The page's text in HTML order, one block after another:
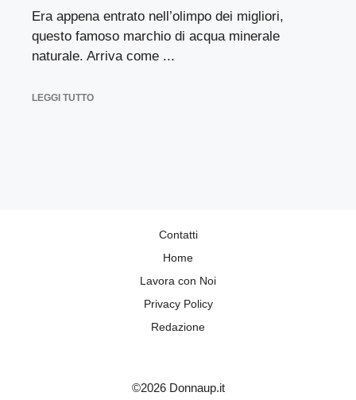
Era appena entrato nell’olimpo dei migliori,
questo famoso marchio di acqua minerale
naturale. Arriva come ...
LEGGI TUTTO
Contatti
Home
Lavora con Noi
Privacy Policy
Redazione
©2026 Donnaup.it